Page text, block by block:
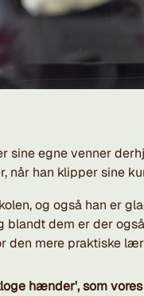
sine egne venner
når han klipper sine
og også han er
dem er der
den mere praktiske
hænder', som